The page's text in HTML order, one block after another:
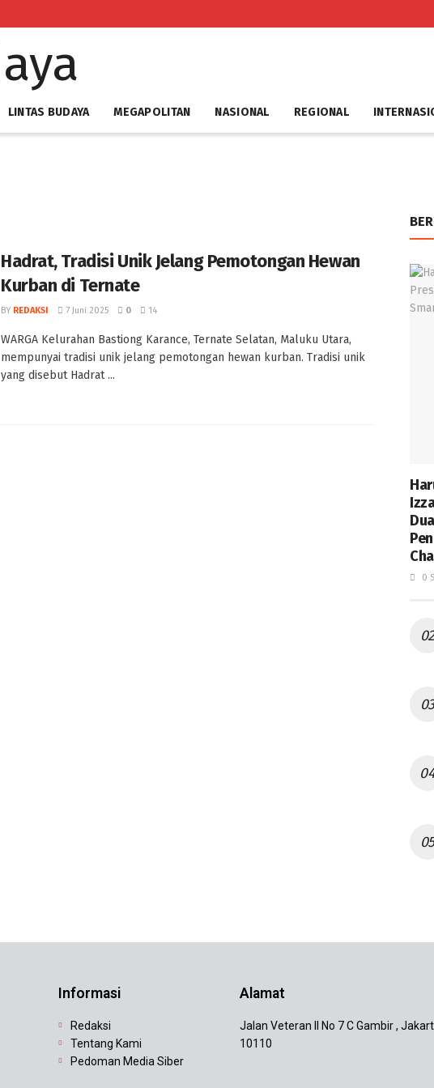
LINTAS BUDAYA MEGAPOLITAN NASIONAL REGIONAL
Hadrat, Tradisi Unik Jelang Pemotongan Hewan
Kurban di Ternate
BY REDAKSI 7 Juni 2025 0 14
‎WARGA Kelurahan Bastiong Karance, Ternate Selatan, Maluku Utara,
mempunyai tradisi unik jelang pemotongan hewan kurban. ‎Tradisi unik
yang disebut Hadrat ...
0
Informasi
Redaksi
Tentang Kami
Pedoman Media Siber
Alamat
Jalan Veteran II No 7 C Gambir ,
10110